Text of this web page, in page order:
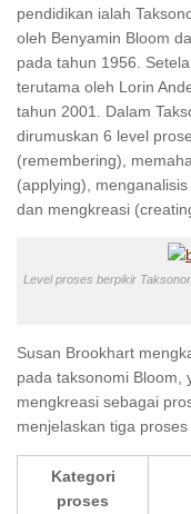
pendidikan ialah
oleh Benyamin Bloom
pada tahun 1956.
terutama oleh Lorin
tahun 2001. Dalam
dirumuskan 6 level
(remembering),
(applying),
dan mengkreasi
Level proses berpikir
Susan Brookhart
pada taksonomi Bloom,
mengkreasi sebagai
menjelaskan tiga
Kategori
proses